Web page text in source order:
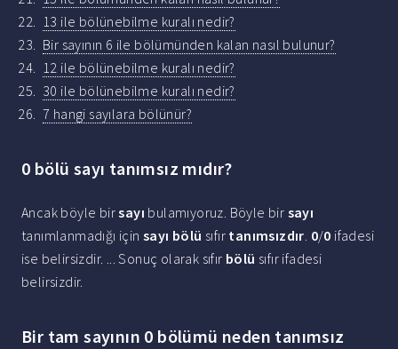
13 ile bölünebilme kuralı nedir?
Bir sayının 6 ile bölümünden kalan nasıl bulunur?
12 ile bölünebilme kuralı nedir?
30 ile bölünebilme kuralı nedir?
7 hangi sayılara bölünür?
0 bölü sayı tanımsız mıdır?
Ancak böyle birsayı bulamıyoruz. Böyle bir sayı
tanımlanmadığı içinsayı bölü sıfır tanımsızdır. 0/0 ifadesi
ise belirsizdir. ... Sonuç olarak sıfır bölü sıfır ifadesi
belirsizdir.
Bir tam sayının 0 bölümü neden tanımsız